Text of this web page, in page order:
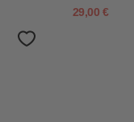
29,00 €